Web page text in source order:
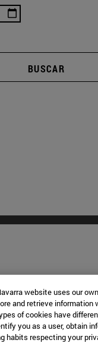
BUSCAR
website uses our
and retrieve information
of cookies have
you as a user, obtain
habits respecting your